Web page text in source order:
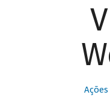
Ações